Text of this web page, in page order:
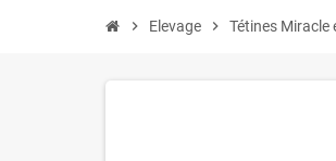
chevron_right Elevage chevron_right Tétines